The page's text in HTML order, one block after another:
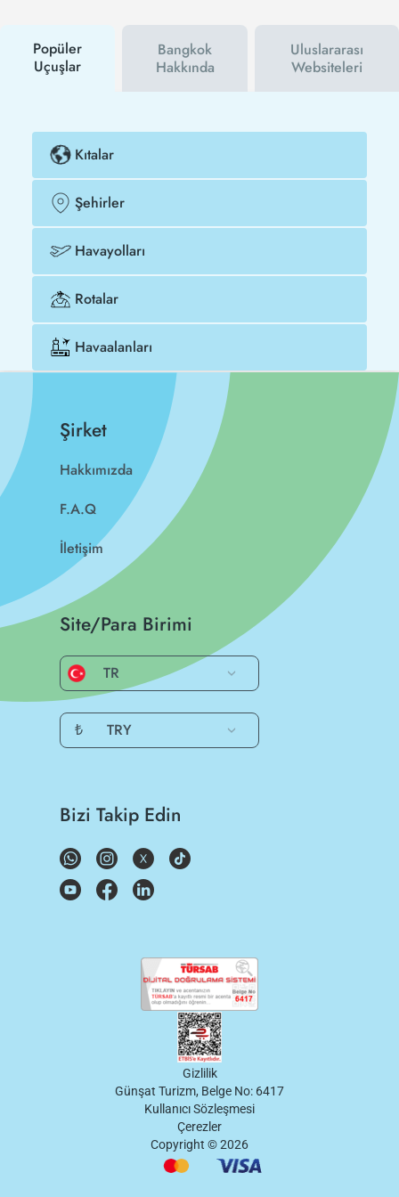
uçak biletinizi çok daha ucuza satın alabilirsiniz.
Popüler
Uçuşlar
Bangkok
Hakkında
Uluslararası
Websiteleri
Kıtalar
Şehirler
Havayolları
Rotalar
Havaalanları
Şirket
Hakkımızda
F.A.Q
İletişim
Site/Para Birimi
TR
₺ TRY
Bizi Takip Edin
Gizlilik
Günşat Turizm, Belge No: 6417
Kullanıcı Sözleşmesi
Çerezler
Copyright ©2026